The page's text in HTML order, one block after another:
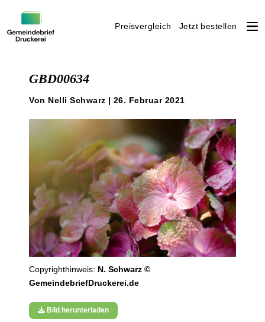
Preisvergleich Jetzt bestellen
GBD00634
Von Nelli Schwarz | 26. Februar 2021
Copyrighthinweis: N. Schwarz ©
GemeindebriefDruckerei.de
Bild herunterladen